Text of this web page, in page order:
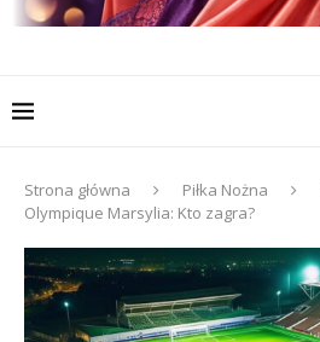
Strona główna Piłka Nożna
Olympique Marsylia: Kto zagra?